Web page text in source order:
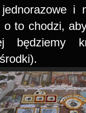
i
to chodzi,
będziemy